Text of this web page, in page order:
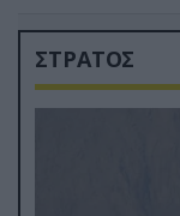
ΣΤΡΑΤΟΣ